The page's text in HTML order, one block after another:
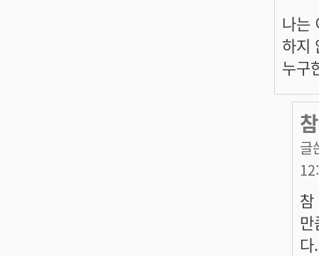
나는
하지
누구
글
다.